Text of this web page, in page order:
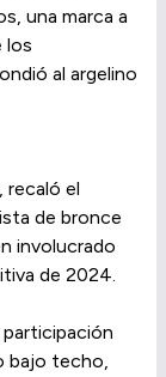
una marca a
los
al argelino
recaló el
de bronce
involucrado
de 2024.
bajo techo,